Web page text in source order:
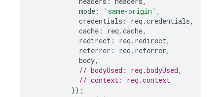
mode : 'same-origin' ,
credentials : req .credentials,
cache : req .cache,
redirect : req . redirect,
referrer : req . referrer,
body,
// bodyUsed: req.bodyUsed,
// context: req.context
});